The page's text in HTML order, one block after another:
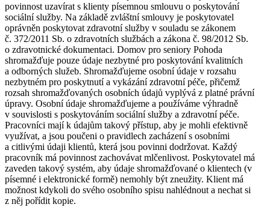
povinnost uzavírat s klienty písemnou smlouvu o poskytování
sociální služby. Na základě zvláštní smlouvy je poskytovatel
oprávněn poskytovat zdravotní služby v souladu se zákonem
č. 372/2011 Sb. o zdravotních službách a zákona č. 98/2012 Sb.
o zdravotnické dokumentaci. Domov pro seniory Pohoda
shromažďuje pouze údaje nezbytné pro poskytování kvalitních
a odborných služeb. Shromažďujeme osobní údaje v rozsahu
nezbytném pro poskytnutí a vykázání zdravotní péče, přičemž
rozsah shromažďovaných osobních údajů vyplývá z platné právní
úpravy. Osobní údaje shromažďujeme a používáme výhradně
v souvislosti s poskytováním sociální služby a zdravotní péče.
Pracovníci mají k údajům takový přístup, aby je mohli efektivně
využívat, a jsou poučeni o pravidlech zacházení s osobními
a citlivými údaji klientů, která jsou povinni dodržovat. Každý
pracovník má povinnost zachovávat mlčenlivost. Poskytovatel má
zaveden takový systém, aby údaje shromažďované o klientech (v
písemné i elektronické formě) nemohly být zneužity. Klient má
možnost kdykoli do svého osobního spisu nahlédnout a nechat si
z něj pořídit kopie.